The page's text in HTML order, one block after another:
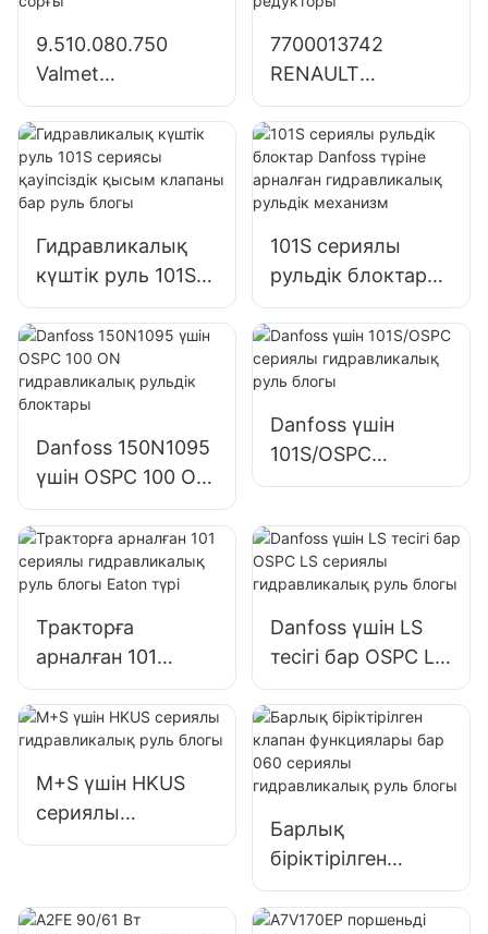
сорғы SJ21032
9.510.080.750
Valmet
тракторларына
арналған
гидравликалық
сорғы тісті сорғы
7700013742
RENAULT
Тракторына
арналған
гидравликалық
сорғы редукторы
Гидравликалық
күштік руль 101S
сериясы
қауіпсіздік қысым
клапаны бар руль
блогы
101S сериялы
рульдік блоктар
Danfoss түріне
арналған
гидравликалық
рульдік механизм
Danfoss 150N1095
үшін OSPC 100 ON
гидравликалық
рульдік блоктары
Danfoss үшін
101S/OSPC
сериялы
руль блогы
Тракторға
арналған 101
сериялы
гидравликалық
руль блогы Eaton
түрі
Danfoss үшін LS
тесігі бар OSPC LS
сериялы
гидравликалық
руль блогы
M+S үшін HKUS
сериялы
гидравликалық
Барлық
біріктірілген
клапан
функциялары бар